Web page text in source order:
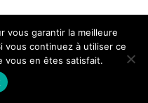
du
pour
vous garantir la meilleure
vous continuez à utiliser ce
vous en êtes satisfait.